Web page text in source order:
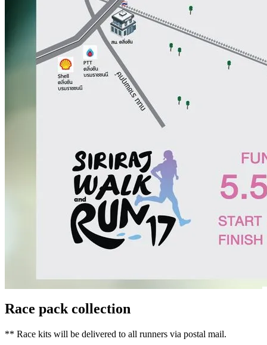
Race pack collection
** Race kits will be delivered to all runners via postal mail.